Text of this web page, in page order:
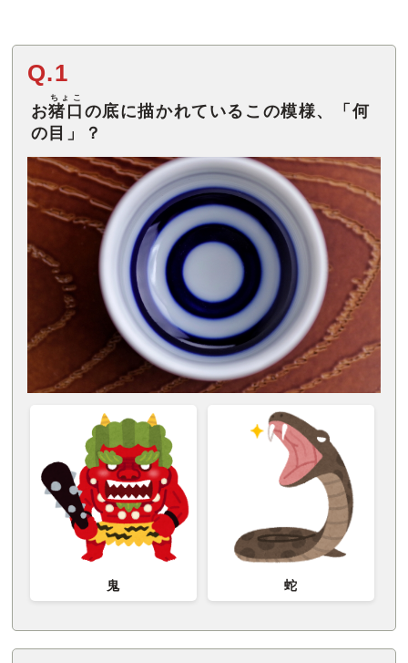
Q.1
お猪口
ちょこ
の底に描かれているこの模様、「何
の目」？
鬼 蛇